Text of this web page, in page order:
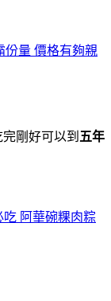
份量 價格有夠親
剛好可以到 五年
阿華碗粿肉粽